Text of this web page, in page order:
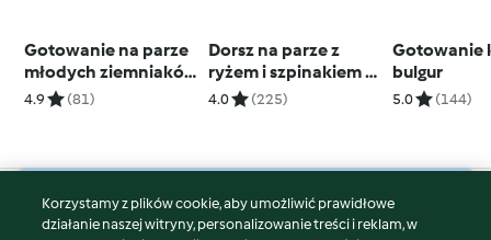
Gotowanie na parze
młodych ziemniaków
(300-600 g)
4.9 (81)
Dorsz na parze z
ryżem i szpinakiem w
sosie cytrynowym
4.0 (225)
Gotowanie
bulgur
5.0 (144)
© Copyright 2026
Korzystamy z plików cookie, aby umożliwić prawidłowe
działanie naszej witryny, personalizowanie treści i reklam, w